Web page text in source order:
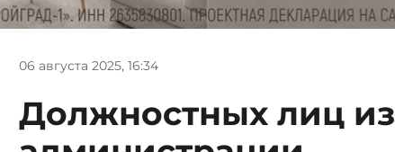
06 августа 2025, 16:34
Должностных лиц из